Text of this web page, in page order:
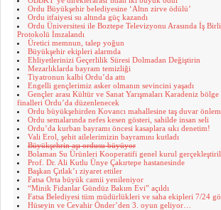
Ordu Büyükşehir belediyesine ‘Altın zirve ödülü’
Ordu itfaiyesi su altında güç kazandı
Ordu Üniversitesi ile Boztepe Televizyonu Arasında İş
Protokolü İmzalandı
Üretici memnun, talep yoğun
Büyükşehir ekipleri alarmda
Ehliyetlerinizi Geçerlilik Süresi Dolmadan Değiştirin
Mezarlıklarda bayram temizliği
Tiyatronun kalbi Ordu’da attı
Engelli gençlerimiz asker olmanın sevincini yaşadı
Gençler arası Kültür ve Sanat Yarışmaları Karadeniz bölge
finalleri Ordu’da düzenlenecek
Ordu büyükşehirden Kovancı mahallesine taş duvar
Ordu semalarında nefes kesen gösteri, sahilde insan seli
Ordu’da kurban bayramı öncesi kasaplara sıkı denetim!
Vali Erol, şehit ailelerimizin bayramını kutladı
Büyükşehrin aşı ordusu büyüyor
Bolaman Su Ürünleri Kooperatifi genel kurul
Prof. Dr. Ali Kutlu Ünye Çakırtepe hastanesinde
Başkan Çıtlak’ı ziyaret ettiler
Fatsa Orta büyük camii yenileniyor
“Minik Fidanlar Gündüz Bakım Evi” açıldı
Fatsa Belediyesi tüm müdürlükleri ve saha ekipleri 7/24
Hüseyin ve Cevahir Önder’den 3. oyun geliyor…